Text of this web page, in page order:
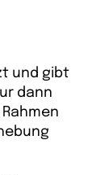
und gibt
dann